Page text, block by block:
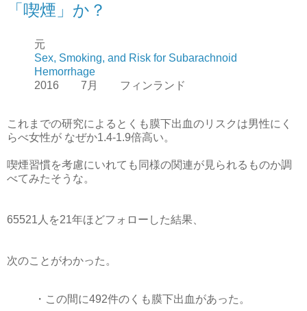
「喫煙」か？
元
Sex, Smoking, and Risk for Subarachnoid
Hemorrhage
2016 7月 フィンランド
これまでの研究によるとくも膜下出血のリスクは男性にく
らべ女性が なぜか1.4-1.9倍高い。
喫煙習慣を考慮にいれても同様の関連が見られるものか調
べてみたそうな。
65521人を21年ほどフォローした結果、
次のことがわかった。
・この間に492件のくも膜下出血があった。